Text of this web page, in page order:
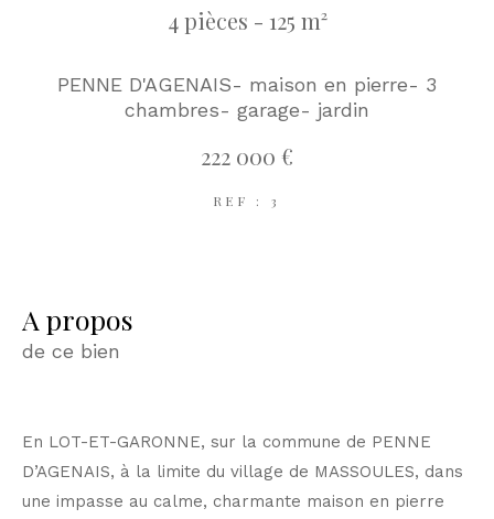
4 pièces - 125 m²
PENNE D'AGENAIS- maison en pierre- 3
chambres- garage- jardin
222 000 €
REF : 3
a propos
de ce bien
En LOT-ET-GARONNE, sur la commune de PENNE
D’AGENAIS, à la limite du village de MASSOULES, dans
une impasse au calme, charmante maison en pierre